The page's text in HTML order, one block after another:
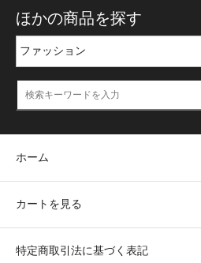
ほかの商品を探す
ホーム
カートを見る
特定商取引法に基づく表記